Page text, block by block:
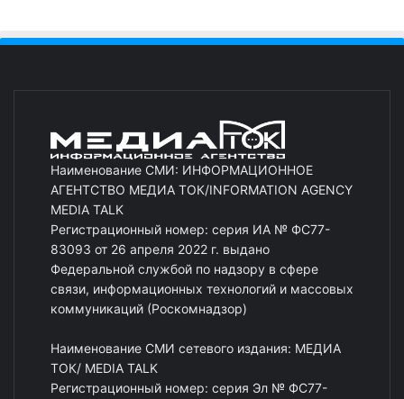
Наименование СМИ: ИНФОРМАЦИОННОЕ
АГЕНТСТВО МЕДИА ТОК/INFORMATION AGENCY
MEDIA TALK
Регистрационный номер: серия ИА № ФС77-
83093 от 26 апреля 2022 г. выдано
Федеральной службой по надзору в сфере
связи, информационных технологий и массовых
коммуникаций (Роскомнадзор)
Наименование СМИ сетевого издания: МЕДИА
ТОК/ MEDIA TALK
Регистрационный номер: серия Эл № ФС77-